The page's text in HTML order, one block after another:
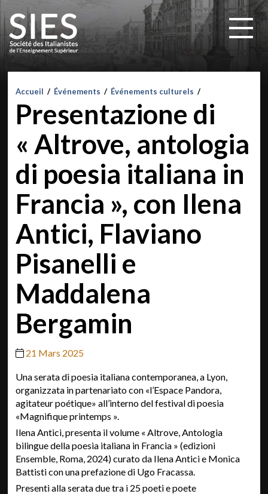
Accueil / Événements / Événements culturels /
Presentazione di
« Altrove, antologia
di poesia italiana in
Francia », con Ilena
Antici, Flaviano
Pisanelli e
Maddalena
Bergamin
21 Mars 2025
Una serata di poesia italiana contemporanea, a Lyon,
organizzata in partenariato con «l’Espace Pandora,
agitateur poétique» all’interno del festival di poesia
«Magnifique printemps ».
Ilena Antici, presenta il volume « Altrove, Antologia
bilingue della poesia italiana in Francia » (edizioni
Ensemble, Roma, 2024) curato da Ilena Antici e Monica
Battisti con una prefazione di Ugo Fracassa.
Presenti alla serata due tra i 25 poeti e poete